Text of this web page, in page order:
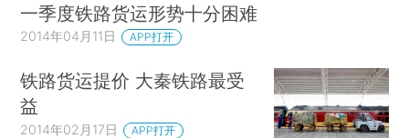
一季度铁路货运形势十分困难
2014年04月11日 APP打开
铁路货运提价 大秦铁路最受
益
2014年02月17日 APP打开